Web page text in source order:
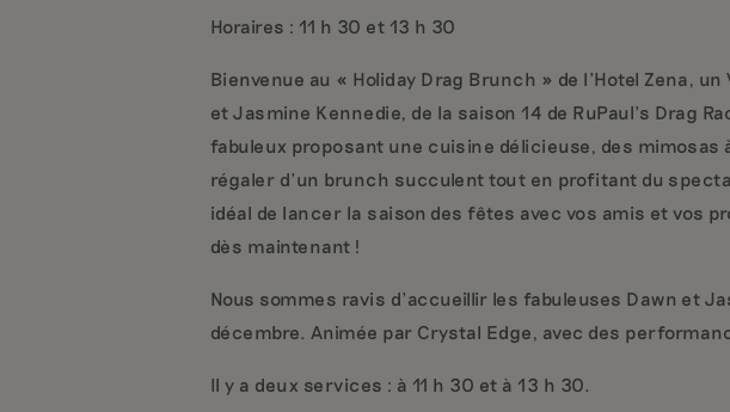
Horaires : 11 h 30 et 13 h 30
Bienvenue au « Holiday Drag Brunch » de l'Hotel Zena,
et Jasmine Kennedie, de la saison 14 de RuPaul’s Drag
fabuleux proposant une cuisine délicieuse, des
régaler d’un brunch succulent tout en profitant du
idéal de lancer la saison des fêtes avec vos amis et vos
dès maintenant !
Nous sommes ravis d'accueillir les fabuleuses Dawn et
décembre. Animée par Crystal Edge, avec des
Il y a deux services : à 11 h 30 et à 13 h 30.